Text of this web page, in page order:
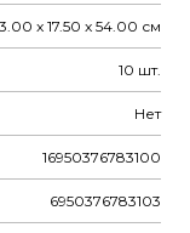
x 17.50 x 54.00 см
10 шт.
Нет
16950376783100
6950376783103